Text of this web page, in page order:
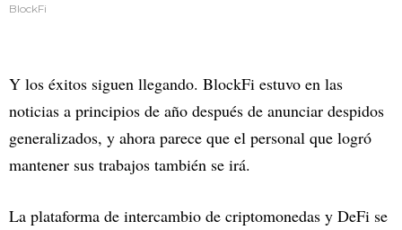
BlockFi
Y los éxitos siguen llegando. BlockFi estuvo en las
noticias a principios de año después de anunciar despidos
generalizados, y ahora parece que el personal que logró
mantener sus trabajos también se irá.
La plataforma de intercambio de criptomonedas y DeFi se